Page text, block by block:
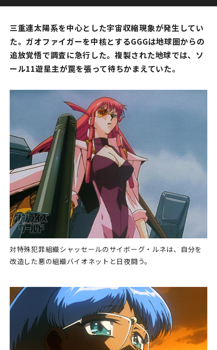
三重連太陽系を中心とした宇宙収縮現象が発生してい
た。ガオファイガーを中核とするGGGは地球圏からの
追放覚悟で調査に急行した。複製された地球では、ソ
ール11遊星主が罠を張って待ちかまえていた。
対特殊犯罪組織シャッセールのサイボーグ・ルネは、自分を
改造した悪の組織バイオネットと日夜闘う。